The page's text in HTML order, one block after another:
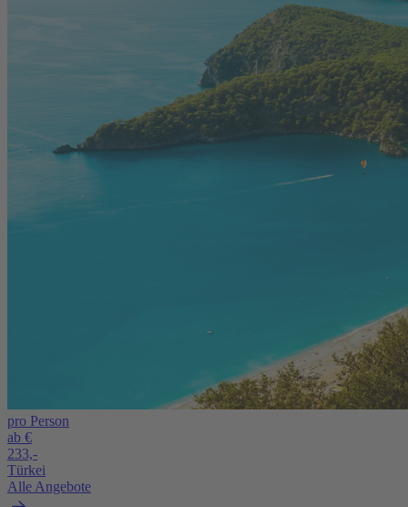
pro Person
ab €
233,-
Türkei
Alle Angebote